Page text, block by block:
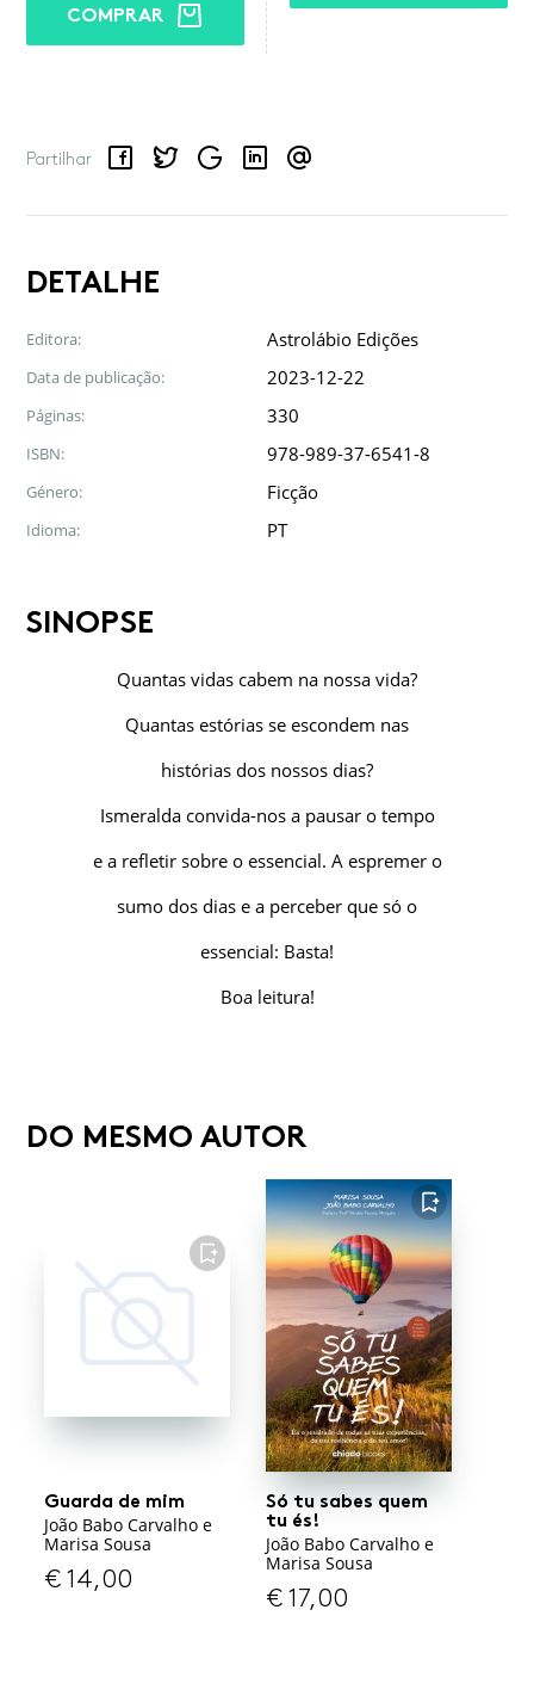
COMPRAR
Partilhar
FacebookTwitterGoogle LinkedInEmail
DETALHE
Editora: Astrolábio Edições
Data de publicação: 2023-12-22
Páginas: 330
ISBN: 978-989-37-6541-8
Género: Ficção
Idioma: PT
SINOPSE
Quantas vidas cabem na nossa vida?
Quantas estórias se escondem nas
histórias dos nossos dias?
Ismeralda convida-nos a pausar o tempo
e a refletir sobre o essencial. A espremer o
sumo dos dias e a perceber que só o
essencial: Basta!
Boa leitura!
DO MESMO AUTOR
FAVORITO
Guarda de mim
João Babo Carvalho e
Marisa Sousa
€14,00
FAVORITO
Só tu sabes quem
tu és!
João Babo Carvalho e
Marisa Sousa
€17,00